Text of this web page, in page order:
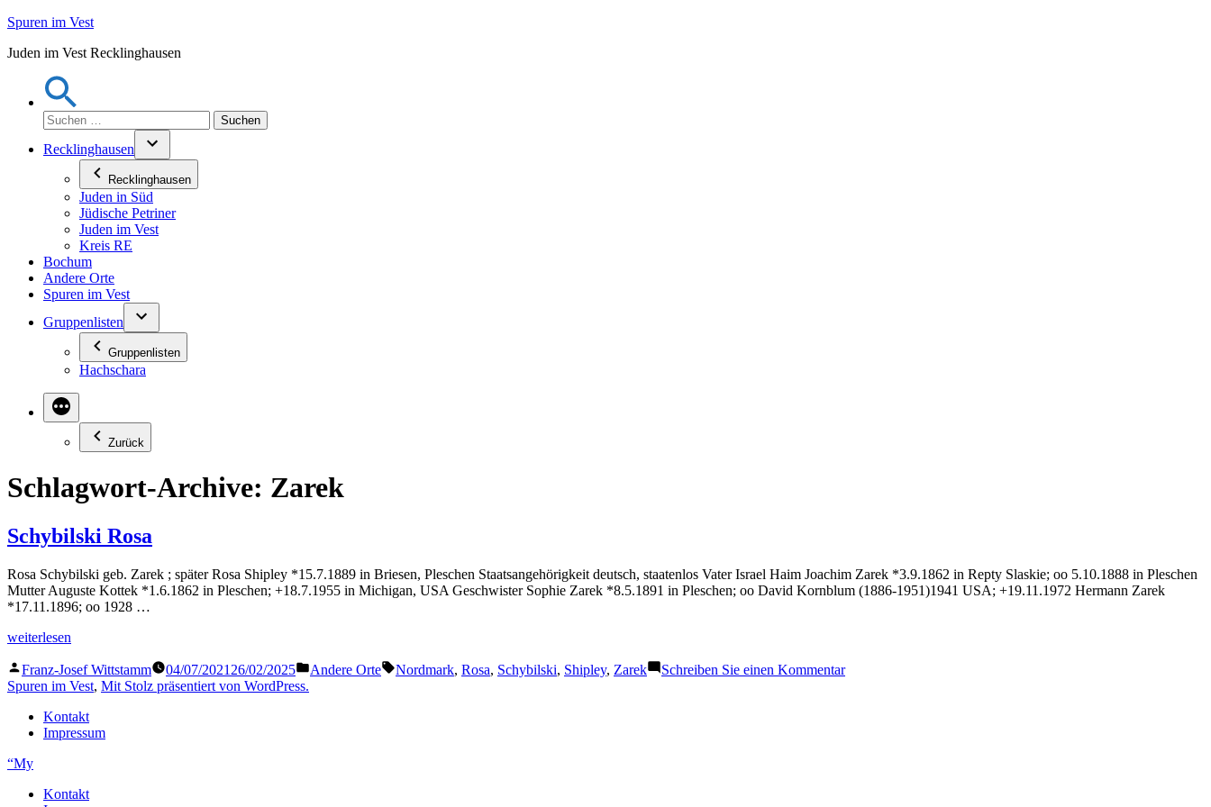
Zum
springen
Spuren im Vest
Juden im Vest Recklinghausen
Suchen
nach:
Recklinghausen
Recklinghausen
Juden in Süd
Jüdische Petriner
Juden im Vest
Kreis RE
Bochum
Andere Orte
Spuren im Vest
Gruppenlisten
Gruppenlisten
Hachschara
Zurück
Schlagwort-Archive: Zarek
Schybilski Rosa
Rosa Schybilski geb. Zarek ; später Rosa Shipley *15.7.1889 in Briesen, Pleschen Staatsangehörigkeit deutsch, staatenlos Vater Israel Haim Joachim Zarek *3.9.1862 in Repty Slaskie; oo 5.10.1888 in Pleschen
Mutter Auguste Kottek *1.6.1862 in Pleschen; +18.7.1955 in Michigan, USA Geschwister Sophie Zarek *8.5.1891 in Pleschen; oo David Kornblum (1886-1951)1941 USA; +19.11.1972 Hermann Zarek
*17.11.1896; oo 1928 …
„Schybilski
weiterlesen
Veröffentlicht
von
Franz-Josef Wittstamm 04/07/2021 26/02/2025
Veröffentlicht
Andere Orte Schlagwörter:
Nordmark, Rosa, Schybilski, Shipley, Zarek Schreiben Sie einen Kommentarzu
Spuren im Vest, Mit Stolz präsentiert von WordPress.
Kontakt
Impressum
“My
Kontakt